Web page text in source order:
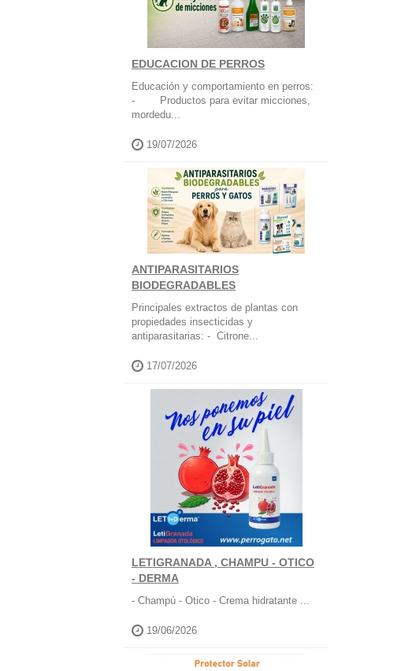
EDUCACION DE PERROS
Educación y comportamiento en perros:
- Productos para evitar micciones,
mordedu...
19/07/2026
ANTIPARASITARIOS
BIODEGRADABLES
Principales extractos de plantas con
propiedades insecticidas y
antiparasitarias: - Citrone...
17/07/2026
LETIGRANADA , CHAMPU - OTICO
- DERMA
- Champú - Otico - Crema hidratante ...
19/06/2026